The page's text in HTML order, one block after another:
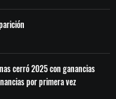
cerró 2025 con ganancias
por primera vez